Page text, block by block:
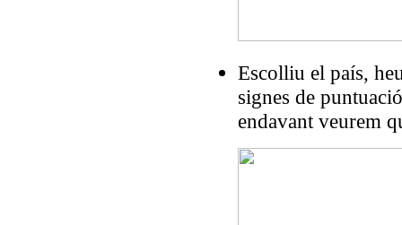
Escolliu el país,
signes de
endavant veurem